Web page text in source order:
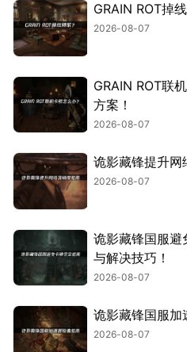
GRAIN ROT掉
2026-08-07
GRAIN ROT联
方案！
2026-08-07
诡影藏锋提升网
2026-08-07
诡影藏锋国服避
与解决技巧！
2026-08-07
诡影藏锋国服加
2026-08-07